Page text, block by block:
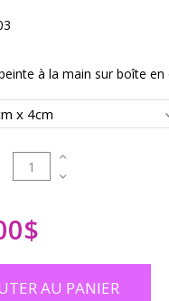
à la main sur boîte en
1
$
AU PANIER